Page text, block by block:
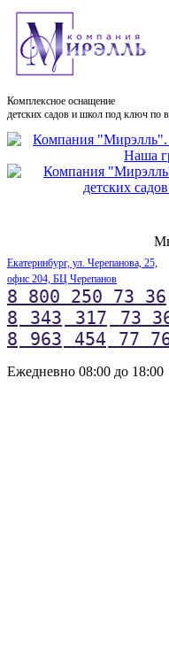
Комплексное оснащение
детских садов и школ под ключ по
Екатеринбург, ул. Черепанова, 25,
офис 204, БЦ Черепанов
8 800 250 73 36
8
343 317
73
8
963 454 77
Ежедневно 08:00 до 18:00